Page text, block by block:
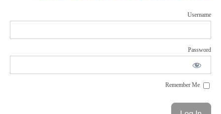
Username
Password